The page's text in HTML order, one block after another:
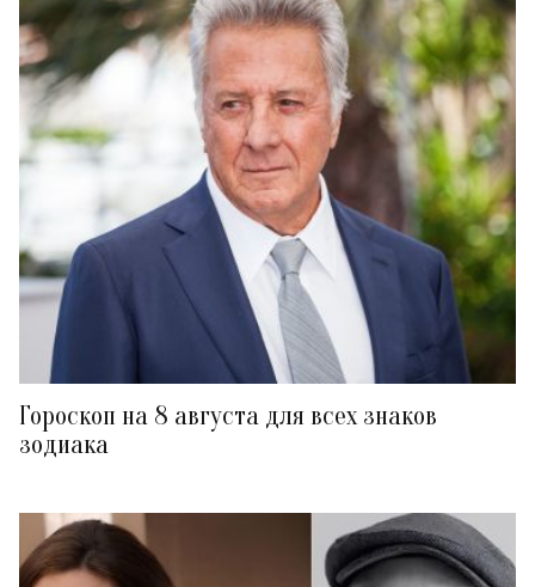
Гороскоп на 8 августа для всех знаков
зодиака